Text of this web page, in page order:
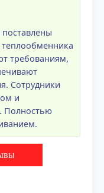
теплообменника
требованиям,
Сотрудники
и
Полностью